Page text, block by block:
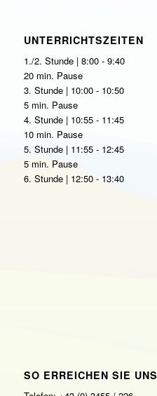
UNTERRICHTSZEITEN
1./2. Stunde | 8:00 - 9:40
20 min. Pause
3. Stunde | 10:00 - 10:50
5 min. Pause
4. Stunde | 10:55 - 11:45
10 min. Pause
5. Stunde | 11:55 - 12:45
5 min. Pause
6. Stunde | 12:50 - 13:40
SO ERREICHEN SIE UNS